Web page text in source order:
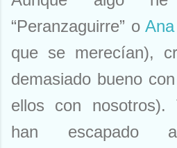
“Peranzaguirre” o
que se merecían),
demasiado bueno
ellos con nosotros).
han escapado